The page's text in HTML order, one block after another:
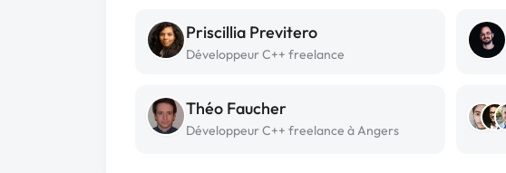
Priscillia Previtero
Développeur C++ freelance
Théo Faucher
Développeur C++ freelance à Angers